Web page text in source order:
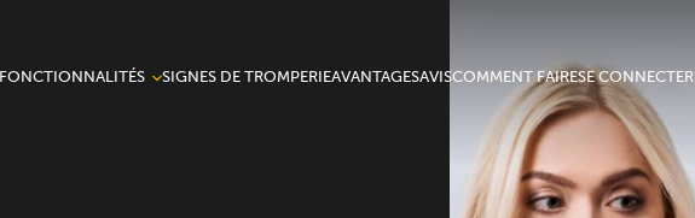
FONCTIONNALITÉS SIGNES DE TROMPERIEAVANTAGESAVISCOMMENT FAIRESE CONNECTER